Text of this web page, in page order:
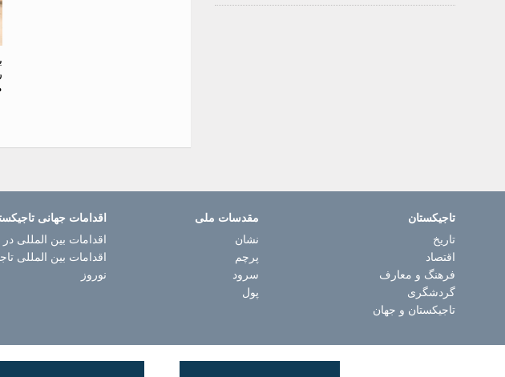
تاجیکستان
تاریخ
اقتصاد
فرهنگ و معارف
گردشگری
تاجیکستان و جهان
مقدسات ملی
نشان
پرچم
سرود
پول
اقدامات جهانی
اقدامات بین المللی
اقدامات بین المللی
نوروز